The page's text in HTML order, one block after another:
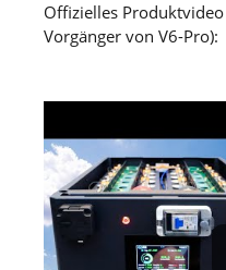
Offizielles
Vorgänger von V6-Pro):